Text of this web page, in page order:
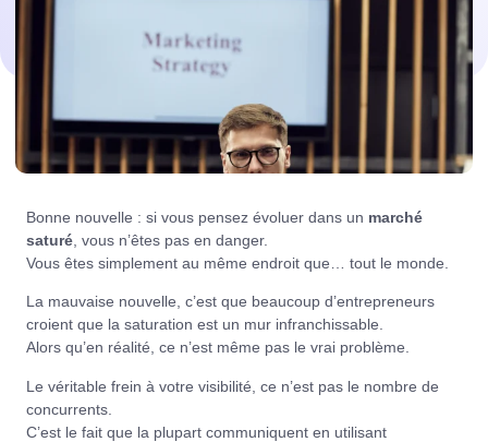
Bonne nouvelle : si vous pensez évoluer dans un marché
saturé , vous n’êtes pas en danger.
Vous êtes simplement au même endroit que… tout le monde.
La mauvaise nouvelle, c’est que beaucoup d’entrepreneurs
croient que la saturation est un mur infranchissable.
Alors qu’en réalité, ce n’est même pas le vrai problème.
Le véritable frein à votre visibilité, ce n’est pas le nombre de
concurrents.
C’est le fait que la plupart communiquent en utilisant